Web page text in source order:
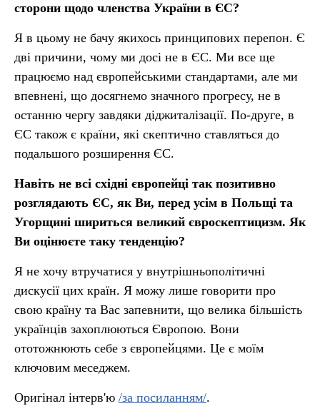
сторони щодо членства України в ЄС?
Я в цьому не бачу якихось принципових перепон. Є
дві причини, чому ми досі не в ЄС. Ми все ще
працюємо над європейськими стандартами, але ми
впевнені, що досягнемо значного прогресу, не в
останню чергу завдяки діджиталізації. По-друге, в
ЄС також є країни, які скептично ставляться до
подальшого розширення ЄС.
Навіть не всі східні європейці так позитивно
розглядають ЄС, як Ви, перед усім в Польщі та
Угорщині шириться великий євроскептицизм. Як
Ви оцінюєте таку тенденцію?
Я не хочу втручатися у внутрішньополітичні
дискусії цих країн. Я можу лише говорити про
свою країну та Вас запевнити, що велика більшість
українців захоплюються Європою. Вони
ототожнюють себе з європейцями. Це є моїм
ключовим меседжем.
Оригінал інтерв'ю /за посиланням/.